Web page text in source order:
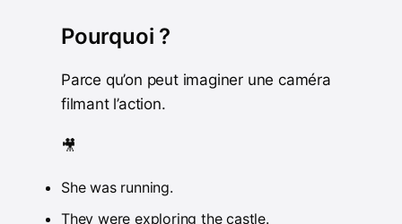
Pourquoi ?
Parce qu’on peut imaginer une caméra
filmant l’action.
🎥
She was running.
They were exploring the castle.